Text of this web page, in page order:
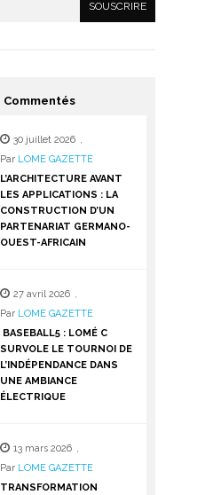
Commentés
30 juillet 2026 ,
Par LOME GAZETTE
L’ARCHITECTURE AVANT
LES APPLICATIONS : LA
CONSTRUCTION D’UN
PARTENARIAT GERMANO-
OUEST-AFRICAIN
27 avril 2026 ,
Par LOME GAZETTE
BASEBALL5 : LOMÉ C
SURVOLE LE TOURNOI DE
L’INDÉPENDANCE DANS
UNE AMBIANCE
ÉLECTRIQUE
13 mars 2026 ,
Par LOME GAZETTE
TRANSFORMATION